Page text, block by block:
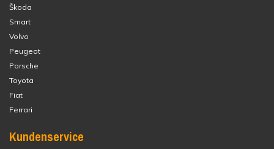
Škoda
Smart
Volvo
Peugeot
Porsche
Toyota
Fiat
Ferrari
Kundenservice